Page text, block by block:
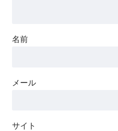
名前
メール
サイト